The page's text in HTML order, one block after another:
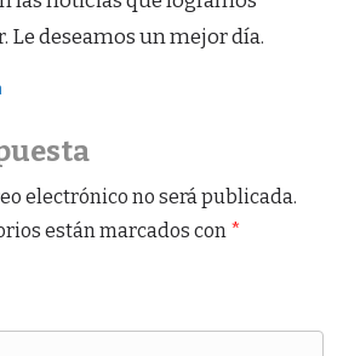
Le deseamos un mejor día.
electrónico no será publicada.
están marcados con *